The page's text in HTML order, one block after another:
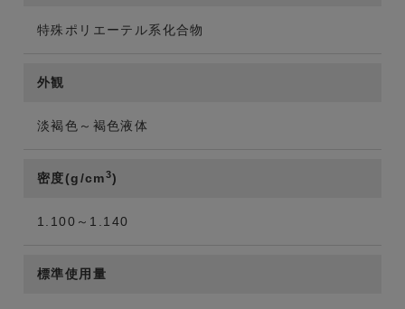
特殊ポリエーテル系化合物
外観
淡褐色～褐色液体
密度(g/cm3)
1.100～1.140
標準使用量